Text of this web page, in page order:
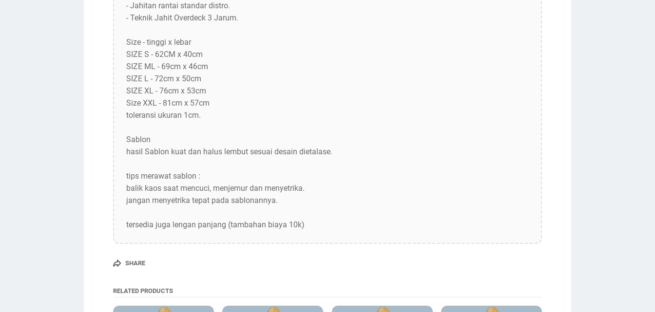
- Jahitan rantai standar distro.
- Teknik Jahit Overdeck 3 Jarum.
Size - tinggi x lebar
SIZE S - 62CM x 40cm
SIZE ML - 69cm x 46cm
SIZE L - 72cm x 50cm
SIZE XL - 76cm x 53cm
Size XXL - 81cm x 57cm
toleransi ukuran 1cm.
Sablon
hasil Sablon kuat dan halus lembut sesuai desain dietalase.
tips merawat sablon :
balik kaos saat mencuci, menjemur dan menyetrika.
jangan menyetrika tepat pada sablonannya.
tersedia juga lengan panjang (tambahan biaya 10k)
SHARE
RELATED PRODUCTS